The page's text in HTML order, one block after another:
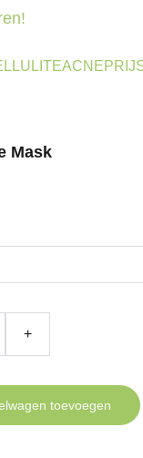
ACNE
Mask
+
toevoegen